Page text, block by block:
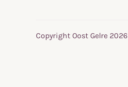
Copyright Oost Gelre 2026